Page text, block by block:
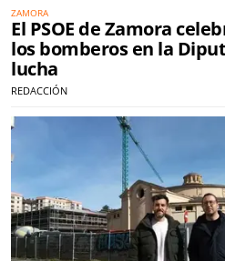
ZAMORA
El PSOE de Zamora
los bomberos en la
lucha
REDACCIÓN